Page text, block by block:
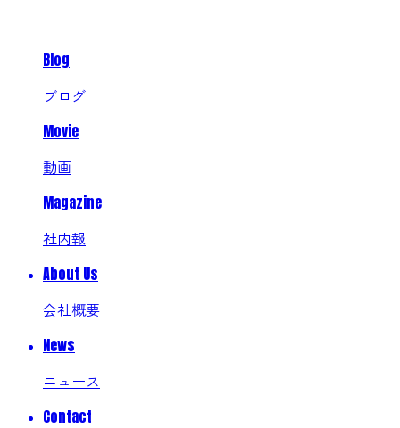
Blog
ブログ
Movie
動画
Magazine
社内報
About Us
会社概要
News
ニュース
Contact